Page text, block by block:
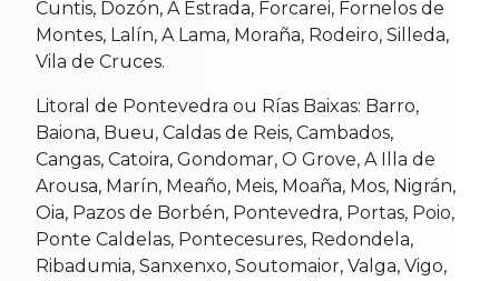
Cuntis, Dozón, A Estrada, Forcarei, Fornelos de
Montes, Lalín, A Lama, Moraña, Rodeiro, Silleda,
Vila de Cruces.
Litoral de Pontevedra ou Rías Baixas: Barro,
Baiona, Bueu, Caldas de Reis, Cambados,
Cangas, Catoira, Gondomar, O Grove, A Illa de
Arousa, Marín, Meaño, Meis, Moaña, Mos, Nigrán,
Oia, Pazos de Borbén, Pontevedra, Portas, Poio,
Ponte Caldelas, Pontecesures, Redondela,
Ribadumia, Sanxenxo, Soutomaior, Valga, Vigo,